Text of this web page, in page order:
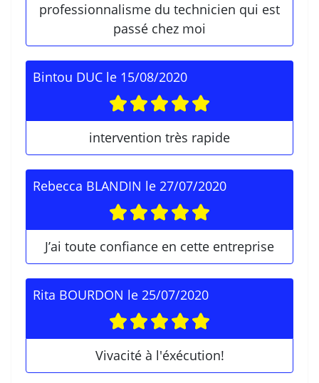
professionnalisme du technicien qui est
passé chez moi
Bintou DUC le 15/08/2020
intervention très rapide
Rebecca BLANDIN le 27/07/2020
J’ai toute confiance en cette entreprise
Rita BOURDON le 25/07/2020
Vivacité à l'éxécution!